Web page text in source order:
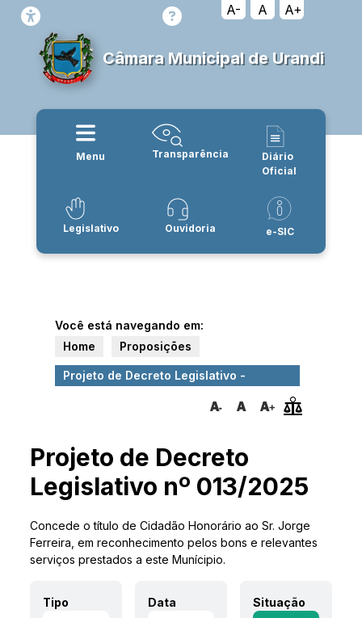
A- A A+
Câmara Municipal de Urandi
Menu Transparência
Diário
Oficial
Legislativo Ouvidoria e-SIC
Você está navegando em:
Home
Proposições
Projeto de Decreto Legislativo -
Projeto de Decreto
Legislativo nº 013/2025
Concede o título de Cidadão Honorário ao Sr. Jorge
Ferreira, em reconhecimento pelos bons e relevantes
serviços prestados a este Munícipio.
Tipo
Data
Situação